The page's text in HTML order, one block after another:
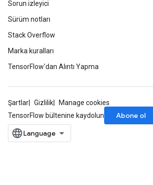
Sorun izleyici
Sürüm notları
Stack Overflow
Marka kuralları
TensorFlow'dan Alıntı Yapma
Şartlar Gizlilik
Manage cookies
TensorFlow bültenine kaydolun
Abone ol